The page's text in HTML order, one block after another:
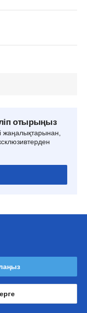
отырыңыз
жаңалықтарынан,